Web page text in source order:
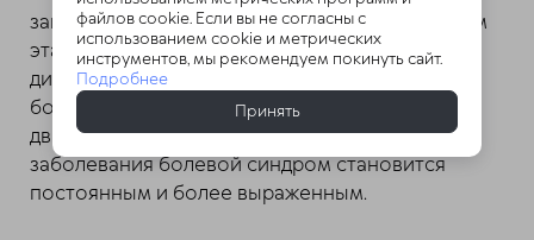
зависит от степени заболевания. На начальном
этапе пациент может даже не ощущать
дискомфорта. Коксартроз 2 степени уже дает
болезненность после нагрузки или при
движении. По мере прогрессирования
заболевания болевой синдром становится
постоянным и более выраженным.
файлов cookie. Если вы не согласны с
использованием cookie и метрических
инструментов, мы рекомендуем покинуть сайт.
Подробнее
Принять